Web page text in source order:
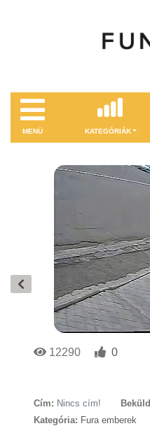
MENÜ KATEGÓRIÁK
12290
0
Cím: Nincs cím!
Kategória: Fura emberek